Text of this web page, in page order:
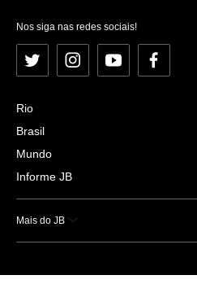
Nos siga nas redes sociais!
Twitter InstagramYouTubeFacebook
Rio
Brasil
Mundo
Informe JB
Mais do JB
Esportes